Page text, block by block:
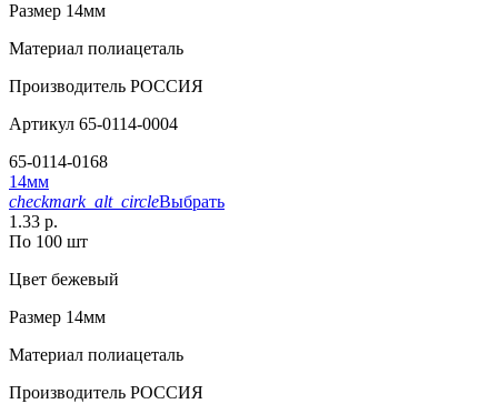
Размер 14мм
Материал полиацеталь
Производитель РОССИЯ
Артикул 65-0114-0004
65-0114-0168
14мм
checkmark_alt_circleВыбрать
1.33 р.
По 100 шт
Цвет бежевый
Размер 14мм
Материал полиацеталь
Производитель РОССИЯ